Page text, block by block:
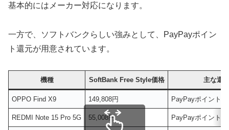
基本的にはメーカー対応になります。
一方で、ソフトバンクらしい強みとして、PayPayポイン
ト還元が用意されています。
機種 SoftBank Free Style価格 主な還
OPPO Find X9 149,808円 PayPayポイント
REDMI Note 15 Pro 5G 55,008円 PayPayポイント